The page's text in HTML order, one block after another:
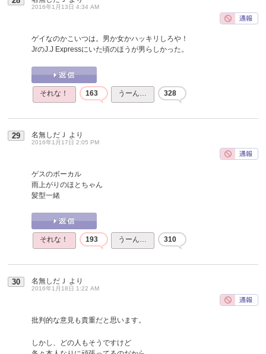
2016年1月13日 4:34 AM
ゲイなのかこいつは。男か女かハッキリしろや！
JrのJ.J Expressにいた頃のほうが男らしかった。
それな！ 163 うーん… 328
29 名無しだＪ より
2016年1月17日 2:05 PM
ゲスのボーカル
雨上がりのほとちゃん
髪型一緒
それな！ 193 うーん… 310
30 名無しだＪ より
2016年1月18日 1:22 AM
批判的な意見も貴重だと思います。
しかし、どの人もそうですけど